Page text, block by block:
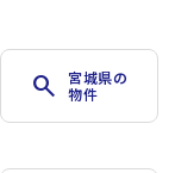
search
宮城県の
物件